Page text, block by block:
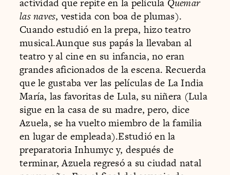
actividad que repite en la película Quemar
las naves, vestida con boa de plumas).
Cuando estudió en la prepa, hizo teatro
musical.Aunque sus papás la llevaban al
teatro y al cine en su infancia, no eran
grandes aficionados de la escena. Recuerda
que le gustaba ver las películas de La India
María, las favoritas de Lula, su niñera (Lula
sigue en la casa de su madre, pero, dice
Azuela, se ha vuelto miembro de la familia
en lugar de empleada).Estudió en la
preparatoria Inhumyc y, después de
terminar, Azuela regresó a su ciudad natal